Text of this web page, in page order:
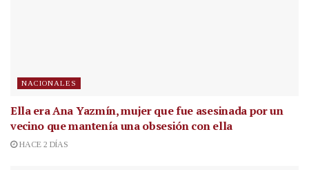
NACIONALES
Ella era Ana Yazmín, mujer que fue asesinada por un
vecino que mantenía una obsesión con ella
HACE 2 DÍAS